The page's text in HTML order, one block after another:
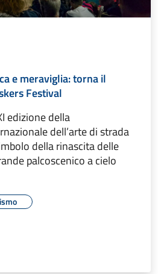
e meraviglia: torna il
Festival
edizione della
dell’arte di strada
della rinascita delle
palcoscenico a cielo